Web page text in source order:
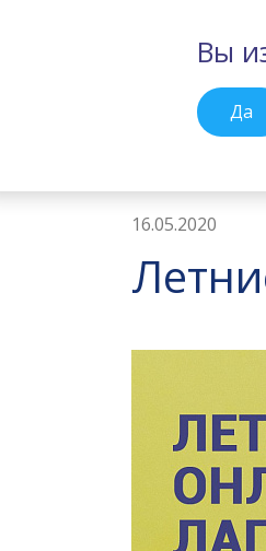
Вы
Да
16.05.2020